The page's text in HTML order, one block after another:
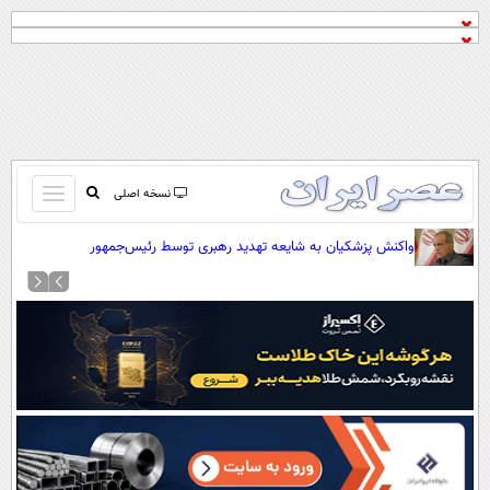
نسخه اصلی
باز
و
کردن
صفحه اول
آرشیو
نظرسنجی
آب و هوا
اوقات شرعی
سواد زندگی
واکنش پزشکیان به شایعه تهدید رهبری توسط رئیس‌جمهور